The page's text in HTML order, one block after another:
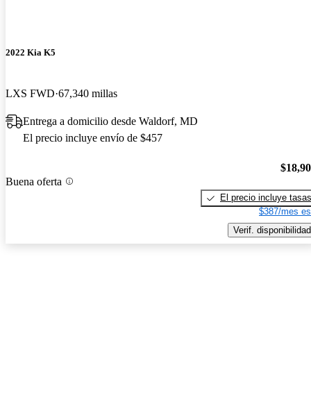
2022 Kia K5
LXS FWD 67,340 millas
Entrega a domicilio desde Waldorf, MD
El precio incluye envío de $457
Buena oferta
El precio incluye tasas
$387/mes
Verif. disponibilidad